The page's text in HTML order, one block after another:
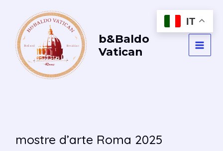
contenuto
b&Baldo
Vatican
mostre d’arte Roma 2025
IT